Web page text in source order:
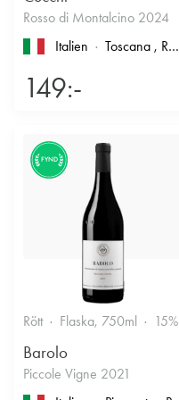
Rosso di Montalcino 2024
Italien
Toscana , Rosso di Montalcino
149:-
FYND
Rött Flaska, 750ml 15%
Barolo
Piccole Vigne 2021